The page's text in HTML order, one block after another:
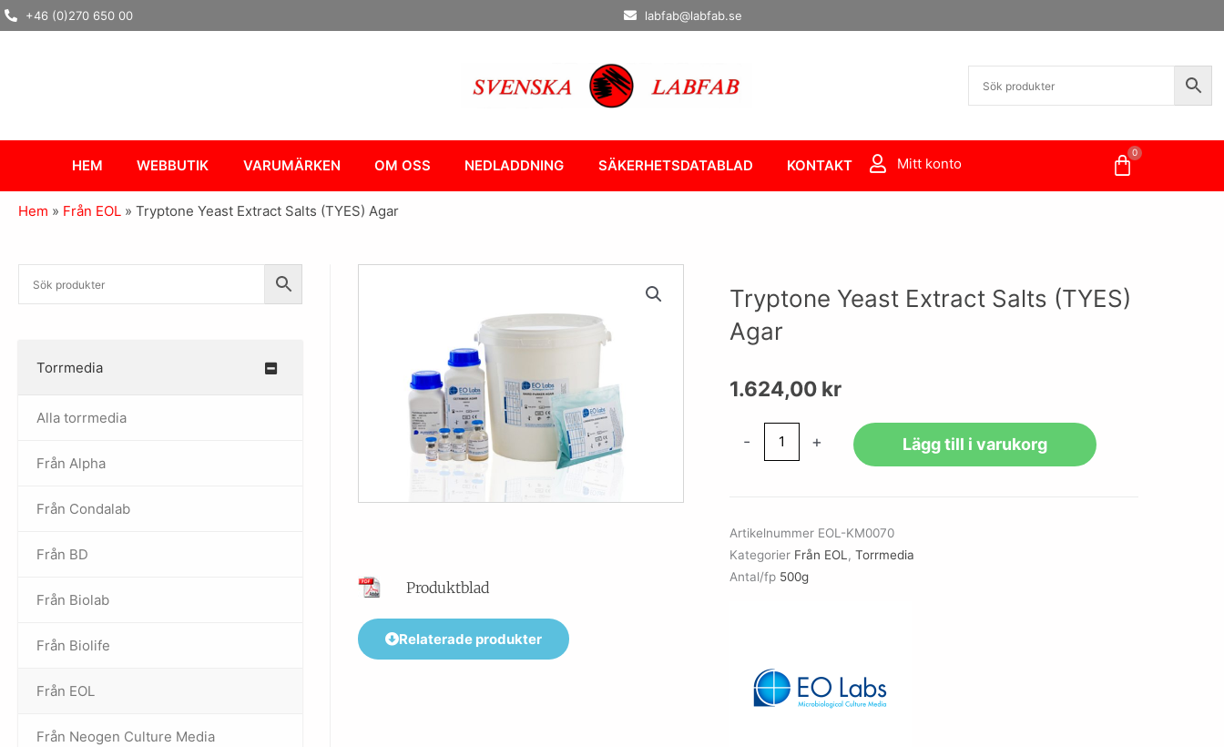
Hoppa
till
+46 (0)270 650 00 labfab@labfab.se
HEM WEBBUTIK VARUMÄRKEN OM OSS NEDLADDNING SÄKERHETSDATABLAD KONTAKT Mitt konto
0
Varukorg
Hem » Från EOL » Tryptone Yeast Extract Salts (TYES) Agar
Torrmedia
–
Alla torrmedia
Från Alpha
–
Från Condalab
Från BD
Från Biolab
–
Från Biolife
–
Från EOL
–
Från Neogen Culture Media
–
Produktblad
Relaterade produkter
Tryptone Yeast Extract Salts (TYES)
Agar
1.624,00 kr
-
Agar
mängd
+ Lägg till i varukorg
Artikelnummer EOL-KM0070
Kategorier Från EOL , Torrmedia
Antal/fp 500g